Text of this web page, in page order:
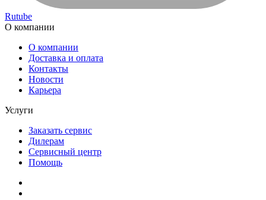
Rutube
О компании
О компании
Доставка и оплата
Контакты
Новости
Карьера
Услуги
Заказать сервис
Дилерам
Сервисный центр
Помощь